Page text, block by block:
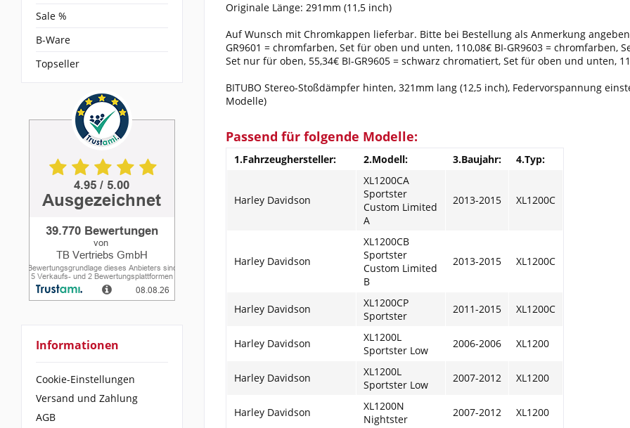
Sale %
B-Ware
Topseller
Informationen
Cookie-Einstellungen
Versand und Zahlung
AGB
Originale Länge: 291mm (11,5 inch)
Auf Wunsch mit Chromkappen lieferbar. Bitte bei Bestellung als Anmerkung
GR9601 = chromfarben, Set für oben und unten, 110,08€ BI-GR9603 = chromfarben,
Set nur für oben, 55,34€ BI-GR9605 = schwarz chromatiert, Set für oben und unten,
BITUBO Stereo-Stoßdämpfer hinten, 321mm lang (12,5 inch), Federvorspannung
Modelle)
Passend für folgende Modelle:
1.Fahrzeughersteller: 2.Modell: 3.Baujahr: 4.Typ:
Harley Davidson
XL1200CA
Sportster
Custom Limited
A
2013-2015 XL1200C
Harley Davidson
XL1200CB
Sportster
Custom Limited
B
2013-2015 XL1200C
Harley Davidson
XL1200CP
Sportster
2011-2015 XL1200C
Harley Davidson
XL1200L
Sportster Low
2006-2006 XL1200
Harley Davidson
XL1200L
Sportster Low
2007-2012 XL1200
Harley Davidson
XL1200N
Nightster
2007-2012 XL1200